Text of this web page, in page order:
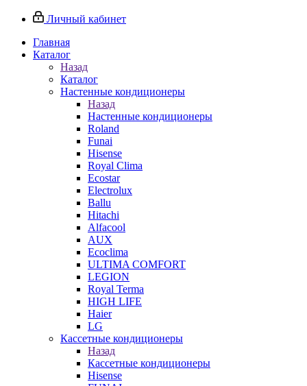
Личный кабинет
Главная
Каталог
Назад
Каталог
Настенные кондиционеры
Назад
Настенные кондиционеры
Roland
Funai
Hisense
Royal Clima
Ecostar
Electrolux
Ballu
Hitachi
Alfacool
AUX
Ecoclima
ULTIMA COMFORT
LEGION
Royal Terma
HIGH LIFE
Haier
LG
Кассетные кондиционеры
Назад
Кассетные кондиционеры
Hisense